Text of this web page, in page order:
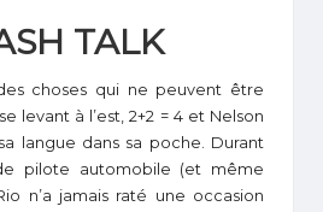
TALK
choses qui ne peuvent être
levant à l’est, 2+2 = 4 et Nelson
langue dans sa poche. Durant
pilote automobile (et même
n’a jamais raté une occasion